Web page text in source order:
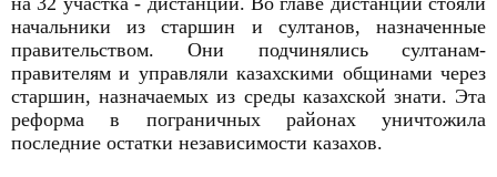
начальники из старшин и султанов, назначенные
правительством. Они подчинялись султанам-
правителям и управляли казахскими общинами через
старшин, назначаемых из среды казахской знати. Эта
реформа в пограничных районах уничтожила
последние остатки независимости казахов.